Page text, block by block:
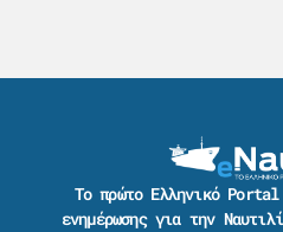
Το πρώτο Ελληνικό Portal
ενημέρωσης για την